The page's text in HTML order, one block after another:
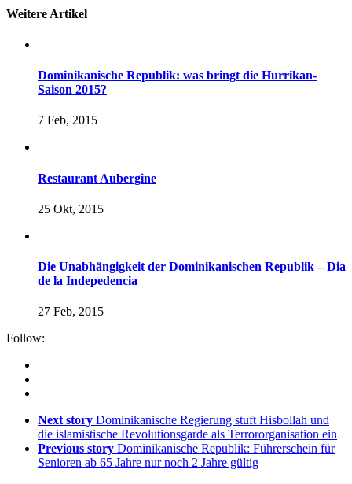
Weitere Artikel
Dominikanische Republik: was bringt die Hurrikan-
Saison 2015?
7 Feb, 2015
Restaurant Aubergine
25 Okt, 2015
Die Unabhängigkeit der Dominikanischen Republik – Dia
de la Indepedencia
27 Feb, 2015
Follow:
Next story Dominikanische Regierung stuft Hisbollah und
die islamistische Revolutionsgarde als Terrororganisation ein
Previous story Dominikanische Republik: Führerschein für
Senioren ab 65 Jahre nur noch 2 Jahre gültig